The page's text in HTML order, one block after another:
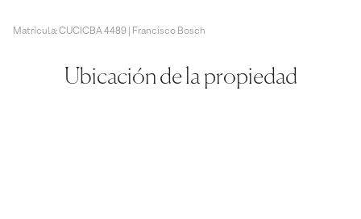
Matrícula: CUCICBA 4489 | Francisco Bosch
Ubicación de la propiedad